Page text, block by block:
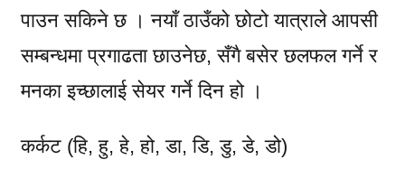
पाउन सकिने छ । नयाँ ठाउँको छोटो यात्राले आपसी
सम्बन्धमा प्रगाढता छाउनेछ, सँगै बसेर छलफल गर्ने र
मनका इच्छालाई सेयर गर्ने दिन हो ।
कर्कट (हि, हु, हे, हो, डा, डि, डु, डे, डो)